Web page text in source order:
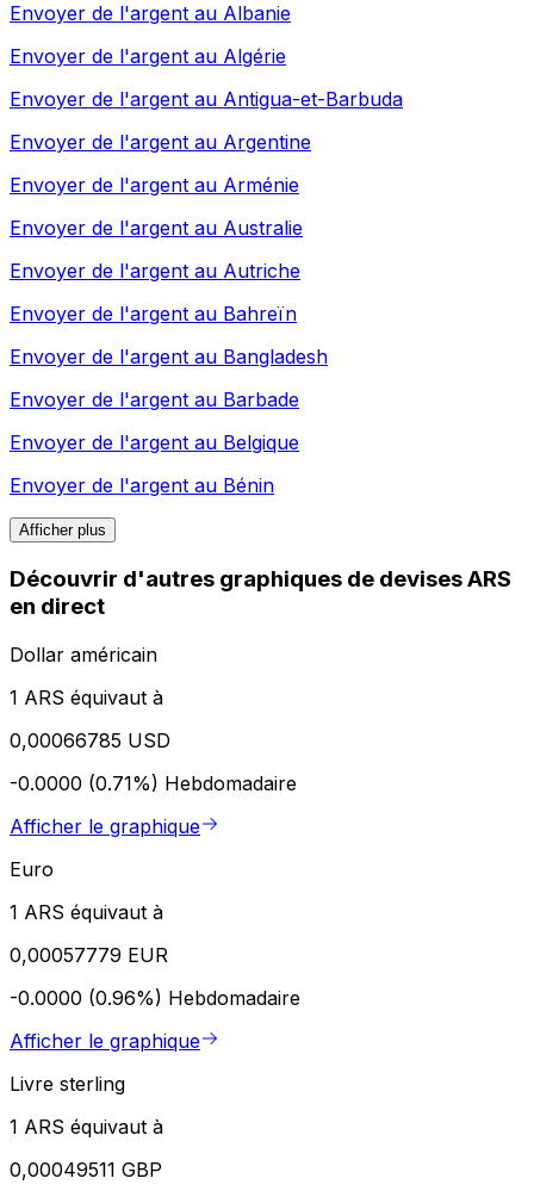
Envoyer de l'argent au Albanie
Envoyer de l'argent au Algérie
Envoyer de l'argent au Antigua-et-Barbuda
Envoyer de l'argent au Argentine
Envoyer de l'argent au Arménie
Envoyer de l'argent au Australie
Envoyer de l'argent au Autriche
Envoyer de l'argent au Bahreïn
Envoyer de l'argent au Bangladesh
Envoyer de l'argent au Barbade
Envoyer de l'argent au Belgique
Envoyer de l'argent au Bénin
Afficher plus
Découvrir d'autres graphiques de devises ARS
en direct
Dollar américain
1 ARS équivaut à
0,00066785 USD
-0.0000 (0.71%) Hebdomadaire
Afficher le graphique
Euro
1 ARS équivaut à
0,00057779 EUR
-0.0000 (0.96%) Hebdomadaire
Afficher le graphique
Livre sterling
1 ARS équivaut à
0,00049511 GBP